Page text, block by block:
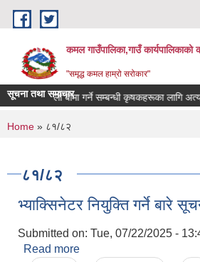
Skip to main content
कमल गाउँपालिका,गाउँ कार्यपालिकाको
"समृद्ध कमल हाम्रो सरोकार"
सूचना तथा समाचारबाली बीमा गर्ने सम्बन्धी कृषकहरूका लागि
You are here
Home » ८१/८२
८१/८२
भ्याक्सिनेटर नियुक्ति गर्ने बारे
Submitted on: Tue, 07/22/2025 -
Read more